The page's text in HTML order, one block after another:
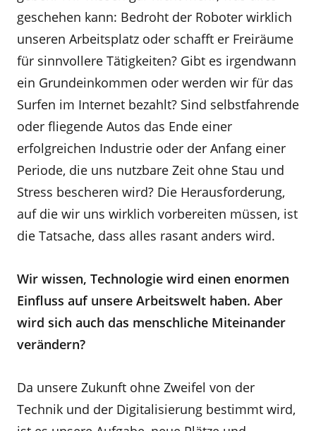
geschehen kann: Bedroht der Roboter wirklich
unseren Arbeitsplatz oder schafft er Freiräume
für sinnvollere Tätigkeiten? Gibt es irgendwann
ein Grundeinkommen oder werden wir für das
Surfen im Internet bezahlt? Sind selbstfahrende
oder fliegende Autos das Ende einer
erfolgreichen Industrie oder der Anfang einer
Periode, die uns nutzbare Zeit ohne Stau und
Stress bescheren wird? Die Herausforderung,
auf die wir uns wirklich vorbereiten müssen, ist
die Tatsache, dass alles rasant anders wird.
Wir wissen, Technologie wird einen enormen
Einfluss auf unsere Arbeitswelt haben. Aber
wird sich auch das menschliche Miteinander
verändern?
Da unsere Zukunft ohne Zweifel von der
Technik und der Digitalisierung bestimmt wird,